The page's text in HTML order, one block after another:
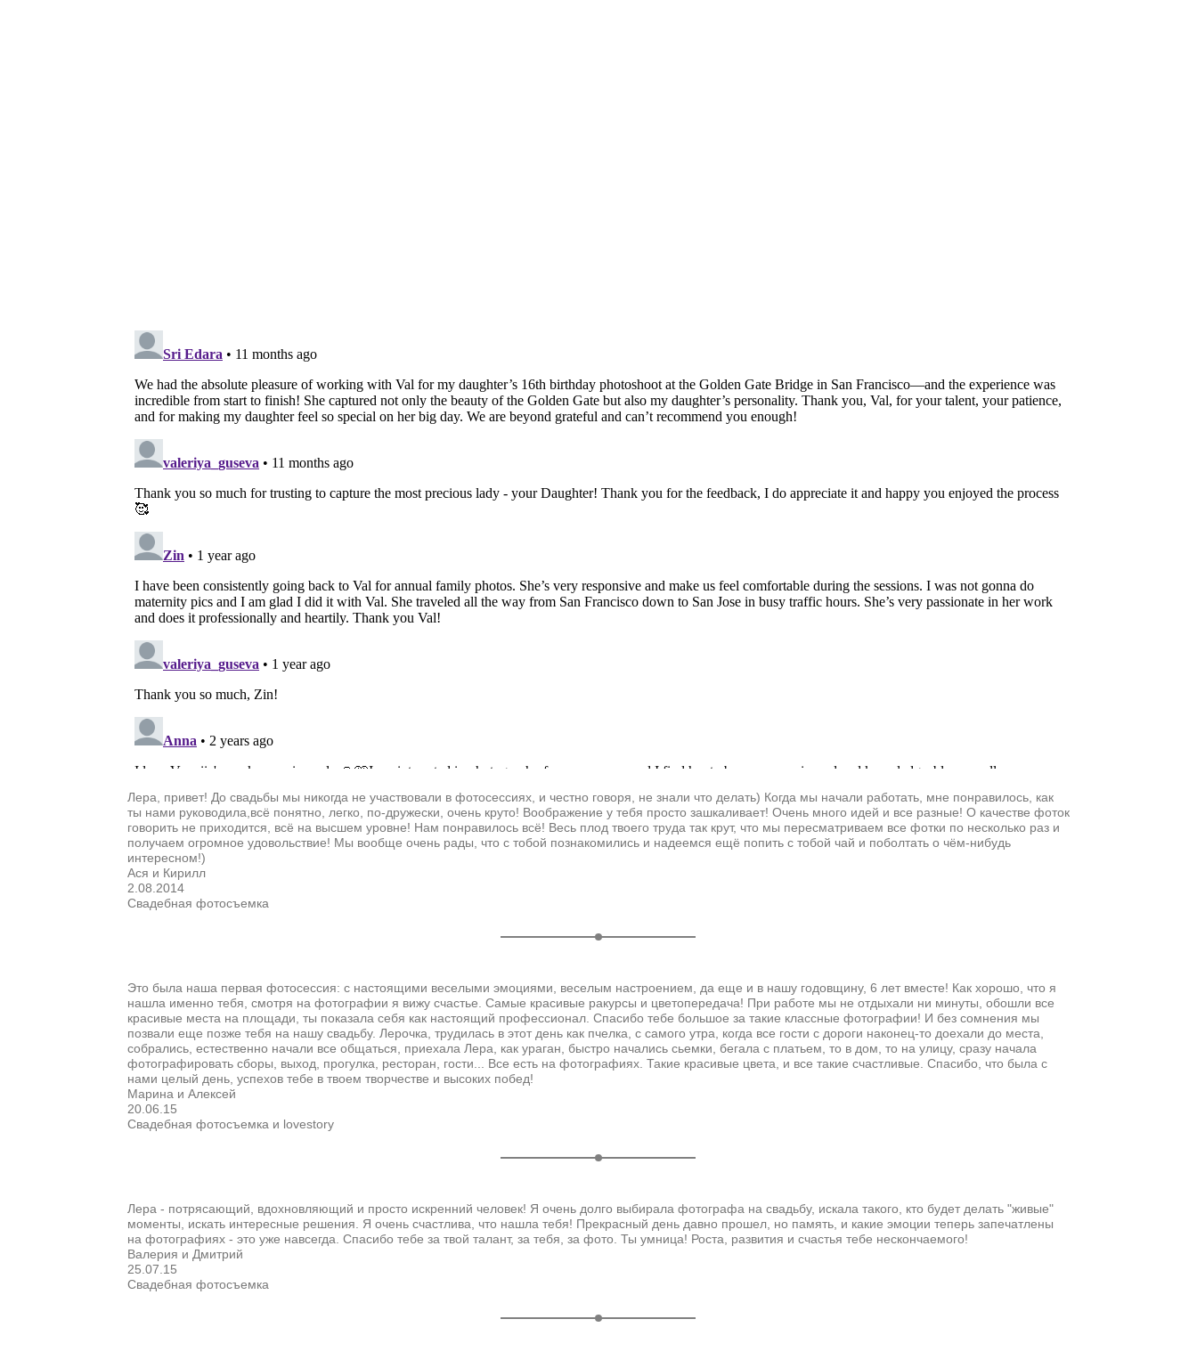
Лера, привет! До свадьбы мы никогда не участвовали в фотосессиях, и честно говоря, не знали что делать) Когда мы начали работать, мне понравилось, как
ты нами руководила,всё понятно, легко, по-дружески, очень круто! Воображение у тебя просто зашкаливает! Очень много идей и все разные! О качестве фоток
говорить не приходится, всё на высшем уровне! Нам понравилось всё! Весь плод твоего труда так крут, что мы пересматриваем все фотки по несколько раз и
получаем огромное удовольствие! Мы вообще очень рады, что с тобой познакомились и надеемся ещё попить с тобой чай и поболтать о чём-нибудь
интересном!)
Ася и Кирилл
2.08.2014
Свадебная фотосъемка
Это была наша первая фотосессия: с настоящими веселыми эмоциями, веселым настроением, да еще и в нашу годовщину, 6 лет вместе! Как хорошо, что я
нашла именно тебя, смотря на фотографии я вижу счастье. Самые красивые ракурсы и цветопередача! При работе мы не отдыхали ни минуты, обошли все
красивые места на площади, ты показала себя как настоящий профессионал. Спасибо тебе большое за такие классные фотографии! И без сомнения мы
позвали еще позже тебя на нашу свадьбу. Лерочка, трудилась в этот день как пчелка, с самого утра, когда все гости с дороги наконец-то доехали до места,
собрались, естественно начали все общаться, приехала Лера, как ураган, быстро начались сьемки, бегала с платьем, то в дом, то на улицу, сразу начала
фотографировать сборы, выход, прогулка, ресторан, гости... Все есть на фотографиях. Такие красивые цвета, и все такие счастливые. Спасибо, что была с
нами целый день, успехов тебе в твоем творчестве и высоких побед!
Марина и Алексей
20.06.15
Свадебная фотосъемка и lovestory
Лера - потрясающий, вдохновляющий и просто искренний человек! Я очень долго выбирала фотографа на свадьбу, искала такого, кто будет делать "живые"
моменты, искать интересные решения. Я очень счастлива, что нашла тебя! Прекрасный день давно прошел, но память, и какие эмоции теперь запечатлены
на фотографиях - это уже навсегда. Спасибо тебе за твой талант, за тебя, за фото. Ты умница! Роста, развития и счастья тебе нескончаемого!
Валерия и Дмитрий
25.07.15
Свадебная фотосъемка